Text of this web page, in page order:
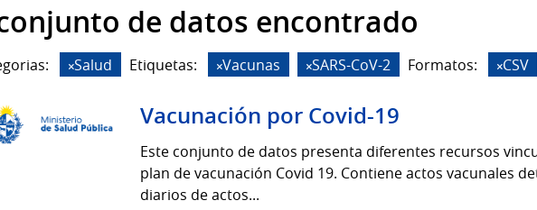
de datos encontrado
Salud Etiquetas: Vacunas SARS-CoV-2 Formatos: CSV
Vacunación por Covid-19
Este conjunto de datos presenta diferentes recursos
plan de vacunación Covid 19. Contiene actos vacunales
diarios de actos...